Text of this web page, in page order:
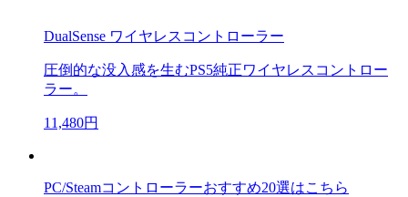
DualSense ワイヤレスコントローラー
圧倒的な没入感を生むPS5純正ワイヤレスコントロー
ラー。
11,480円
PC/Steamコントローラーおすすめ20選はこちら